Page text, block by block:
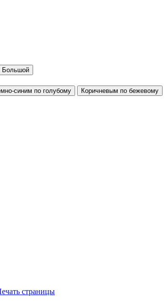
Большой
синим по голубому Коричневым по бежевому
страницы